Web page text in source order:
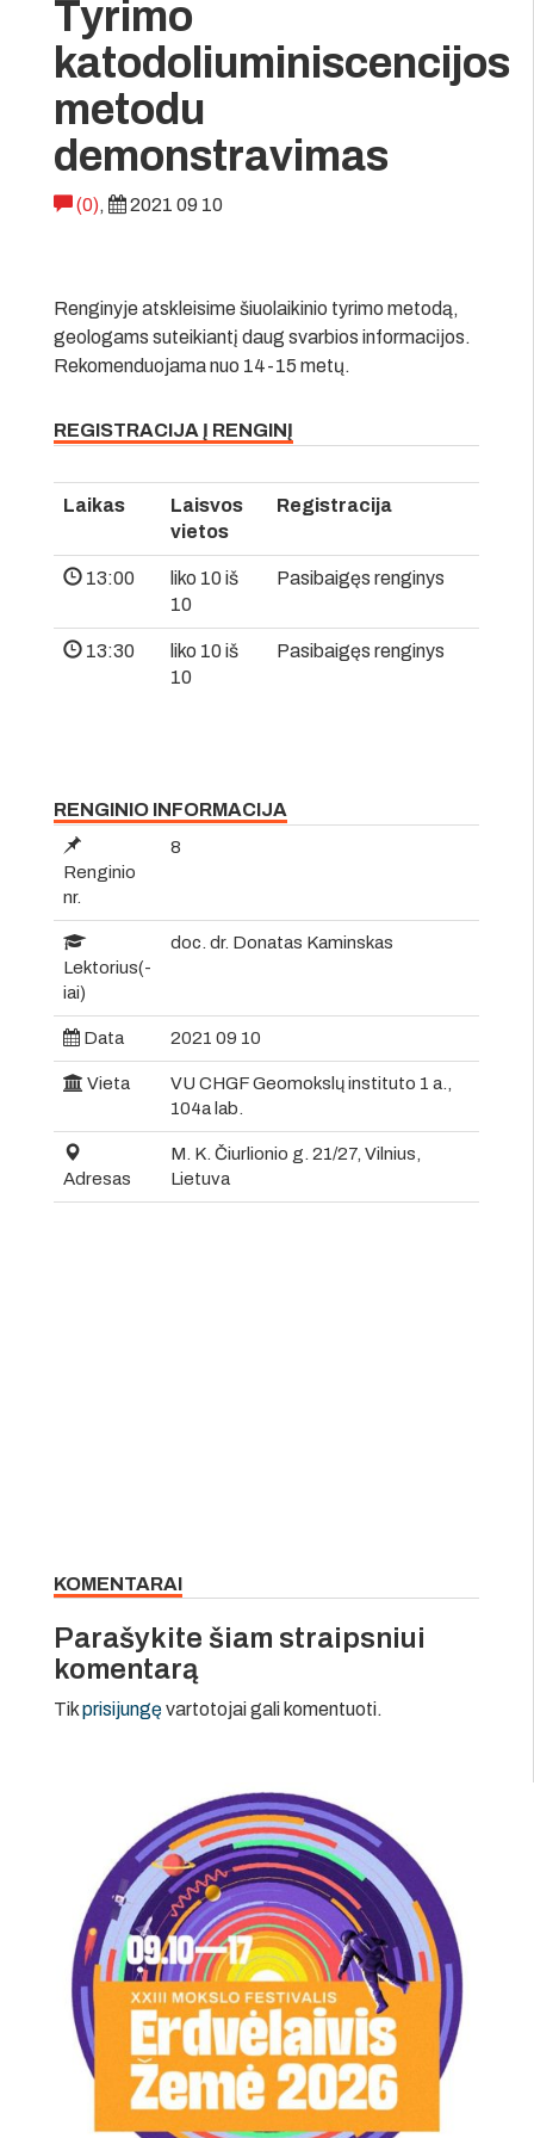
Tyrimo
katodoliuminiscencijos
metodu
demonstravimas
(0), 2021 09 10
Renginyje atskleisime šiuolaikinio tyrimo metodą,
geologams suteikiantį daug svarbios informacijos.
Rekomenduojama nuo 14-15 metų.
REGISTRACIJA Į RENGINĮ
Laikas
Laisvos
vietos
Registracija
13:00
liko 10 iš
10
Pasibaigęs renginys
13:30
liko 10 iš
10
Pasibaigęs renginys
RENGINIO INFORMACIJA
Renginio
nr.
8
Lektorius(-
iai)
doc. dr. Donatas Kaminskas
Data 2021 09 10
Vieta
VU CHGF Geomokslų instituto 1 a.,
104a lab.
Adresas
M. K. Čiurlionio g. 21/27, Vilnius,
Lietuva
KOMENTARAI
Parašykite šiam straipsniui
komentarą
Tikprisijungęvartotojai gali komentuoti.